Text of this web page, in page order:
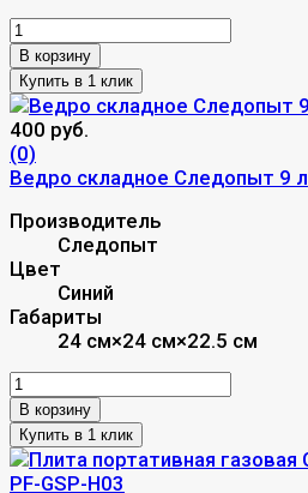
В корзину
400 руб.
(0)
Ведро складное Следопыт 9 л
Производитель
Следопыт
Цвет
Синий
Габариты
24 см×24 см×22.5 см
В корзину